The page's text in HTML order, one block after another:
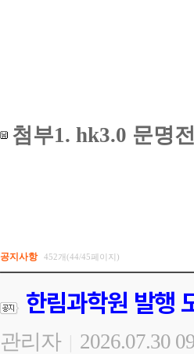
첨부1. hk3.0 문명
공지사항 452개(44/45페이지)
한림과학원 발행
관리자 | 2026.07.30